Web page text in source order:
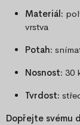
Materiál:
vrstva
Potah:
Nosnost: 30
Tvrdost:
Dopřejte svému